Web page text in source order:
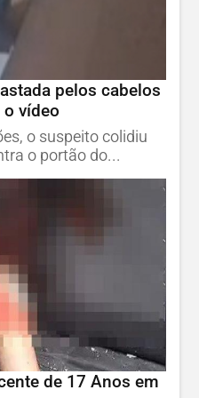
pelos cabelos
vídeo
o suspeito colidiu
o portão do...
de 17 Anos em